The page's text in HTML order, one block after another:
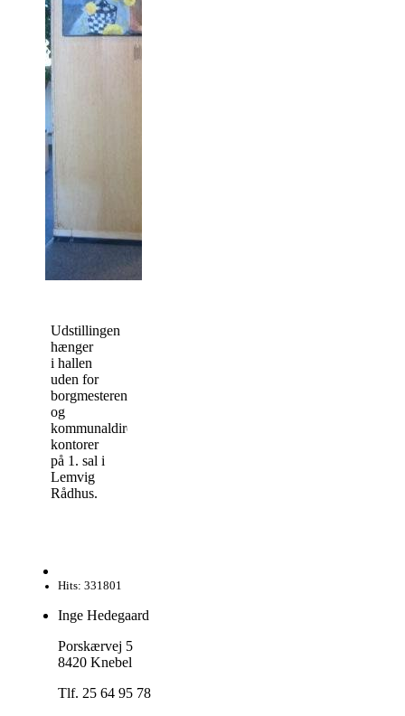
Udstillingen
hænger
i hallen
uden for
borgmesterens
og
kommunaldirektørens
kontorer
på 1. sal i
Lemvig
Rådhus.
Hits: 331801
Inge Hedegaard
Porskærvej 5
8420 Knebel
Tlf. 25 64 95 78